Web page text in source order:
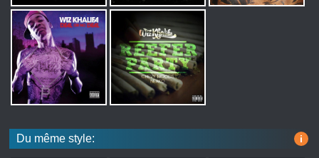
Du même style: i